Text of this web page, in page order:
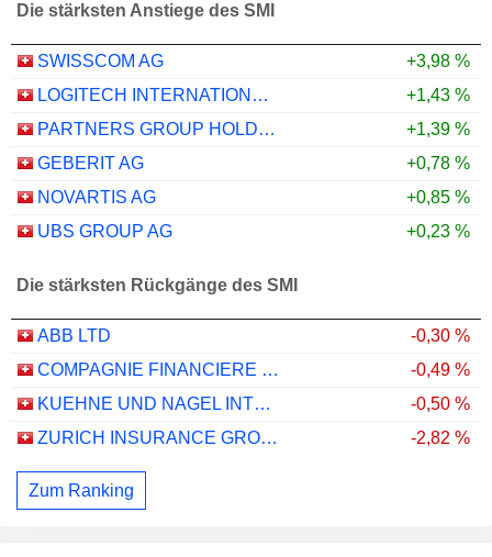
Die stärksten Anstiege des SMI
SWISSCOM AG
+3,98 %
LOGITECH INTERNATIONAL S.A.
+1,43 %
PARTNERS GROUP HOLDING AG
+1,39 %
GEBERIT AG
+0,78 %
NOVARTIS AG
+0,85 %
UBS GROUP AG
+0,23 %
Die stärksten Rückgänge des SMI
ABB LTD
-0,30 %
COMPAGNIE FINANCIERE RICHEMONT
-0,49 %
KUEHNE UND NAGEL INTERNATIONAL AG
-0,50 %
ZURICH INSURANCE GROUP LTD
-2,82 %
Zum Ranking